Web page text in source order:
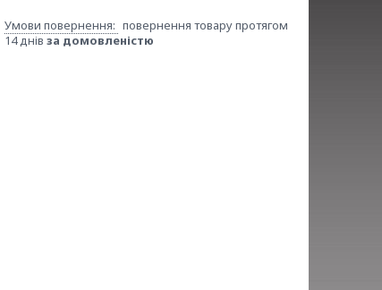
повернення товару протягом
14 днів за домовленістю